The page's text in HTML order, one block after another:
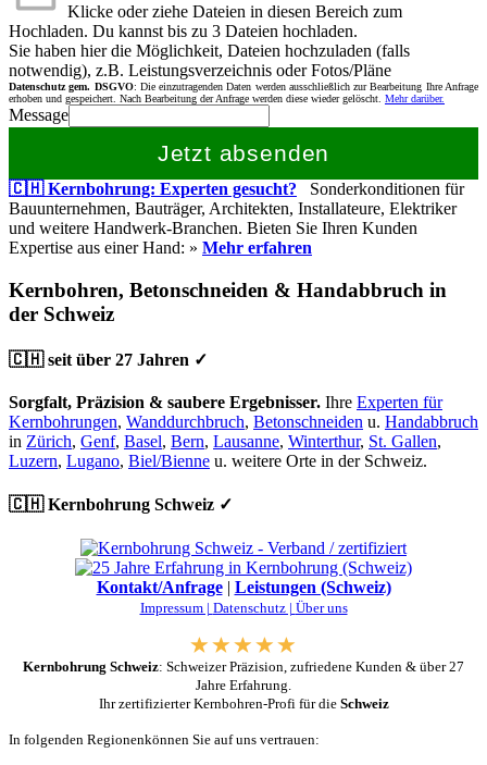
Klicke oder ziehe Dateien in diesen Bereich zum
Hochladen. Du kannst bis zu 3 Dateien hochladen.
Sie haben hier die Möglichkeit, Dateien hochzuladen (falls
notwendig), z.B. Leistungsverzeichnis oder Fotos/Pläne
Datenschutz gem. DSGVO: Die einzutragenden Daten werden ausschließlich zur Bearbeitung Ihre Anfrage
erhoben und gespeichert. Nach Bearbeitung der Anfrage werden diese wieder gelöscht. Mehr darüber.
Message
Jetzt absenden
🇨🇭 Kernbohrung: Experten gesucht? Sonderkonditionen für
Bauunternehmen, Bauträger, Architekten, Installateure, Elektriker
und weitere Handwerk-Branchen. Bieten Sie Ihren Kunden
Expertise aus einer Hand: » Mehr erfahren
Kernbohren, Betonschneiden & Handabbruch in
der Schweiz
🇨🇭 seit über 27 Jahren ✓
Sorgfalt, Präzision & saubere Ergebnisser. Ihre Experten für
Kernbohrungen, Wanddurchbruch, Betonschneiden u. Handabbruch
in Zürich, Genf, Basel, Bern, Lausanne, Winterthur, St. Gallen,
Luzern, Lugano, Biel/Bienne u. weitere Orte in der Schweiz.
🇨🇭 Kernbohrung Schweiz ✓
Kontakt/Anfrage| Leistungen (Schweiz)
Impressum | Datenschutz | Über uns
Kernbohrung Schweiz: Schweizer Präzision, zufriedene Kunden & über 27
Jahre Erfahrung.
Ihr zertifizierter Kernbohren-Profi für die Schweiz
In folgenden Regionenkönnen Sie auf uns vertrauen: